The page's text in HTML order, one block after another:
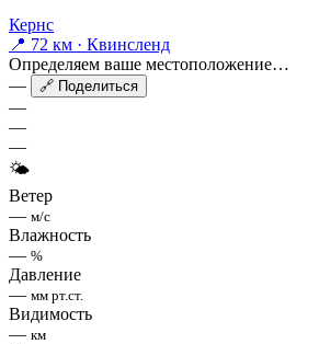
Кернс
📍 72 км · Квинсленд
Определяем ваше местоположение…
—
🔗 Поделиться
—
—
—
🌤
Ветер
— м/с
Влажность
— %
Давление
— мм рт.ст.
Видимость
— км